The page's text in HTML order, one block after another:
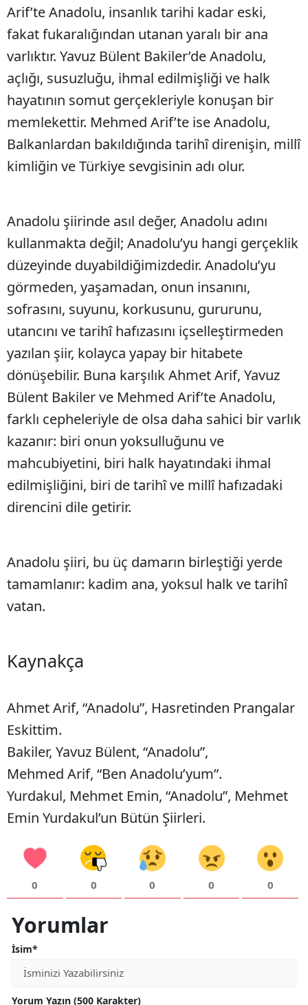
Arif’te Anadolu, insanlık tarihi kadar eski,
fakat fukaralığından utanan yaralı bir ana
varlıktır. Yavuz Bülent Bakiler’de Anadolu,
açlığı, susuzluğu, ihmal edilmişliği ve halk
hayatının somut gerçekleriyle konuşan bir
memlekettir. Mehmed Arif’te ise Anadolu,
Balkanlardan bakıldığında tarihî direnişin, millî
kimliğin ve Türkiye sevgisinin adı olur.
Anadolu şiirinde asıl değer, Anadolu adını
kullanmakta değil; Anadolu’yu hangi gerçeklik
düzeyinde duyabildiğimizdedir. Anadolu’yu
görmeden, yaşamadan, onun insanını,
sofrasını, suyunu, korkusunu, gururunu,
utancını ve tarihî hafızasını içselleştirmeden
yazılan şiir, kolayca yapay bir hitabete
dönüşebilir. Buna karşılık Ahmet Arif, Yavuz
Bülent Bakiler ve Mehmed Arif’te Anadolu,
farklı cepheleriyle de olsa daha sahici bir varlık
kazanır: biri onun yoksulluğunu ve
mahcubiyetini, biri halk hayatındaki ihmal
edilmişliğini, biri de tarihî ve millî hafızadaki
direncini dile getirir.
Anadolu şiiri, bu üç damarın birleştiği yerde
tamamlanır: kadim ana, yoksul halk ve tarihî
vatan.
Kaynakça
Ahmet Arif, “Anadolu”, Hasretinden Prangalar
Eskittim.
Bakiler, Yavuz Bülent, “Anadolu”,
Mehmed Arif, “Ben Anadolu’yum”.
Yurdakul, Mehmet Emin, “Anadolu”, Mehmet
Emin Yurdakul’un Bütün Şiirleri.
0 0 0 0 0
Yorumlar
İsim*
Yorum Yazın (500 Karakter)